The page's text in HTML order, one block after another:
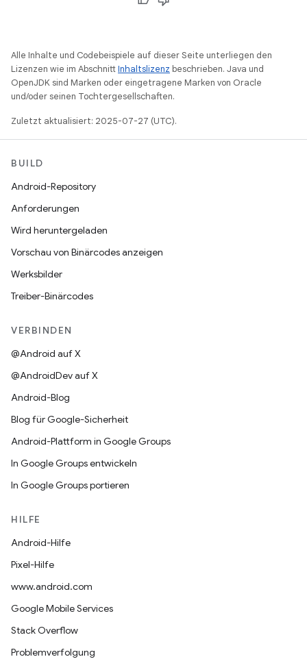
Alle Inhalte und Codebeispiele auf dieser Seite unterliegen den
Lizenzen wie im AbschnittInhaltslizenz beschrieben. Java und
OpenJDK sind Marken oder eingetragene Marken von Oracle
und/oder seinen Tochtergesellschaften.
Zuletzt aktualisiert: 2025-07-27 (UTC).
BUILD
Android-Repository
Anforderungen
Wird heruntergeladen
Vorschau von Binärcodes anzeigen
Werksbilder
Treiber-Binärcodes
VERBINDEN
@Android auf X
@AndroidDev auf X
Android-Blog
Blog für Google-Sicherheit
Android-Plattform in Google Groups
In Google Groups entwickeln
In Google Groups portieren
HILFE
Android-Hilfe
Pixel-Hilfe
www.android.com
Google Mobile Services
Stack Overflow
Problemverfolgung